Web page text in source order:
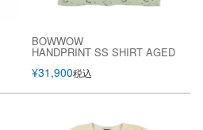
BOWWOW
HANDPRINT SS SHIRT AGED
¥31,900税込